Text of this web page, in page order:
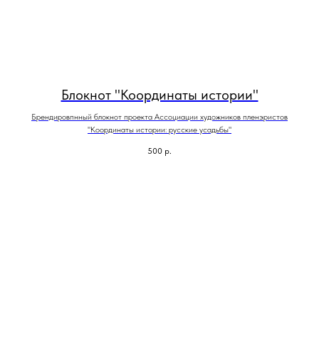
Блокнот "Координаты истории"
Брендировпнный блокнот проекта Ассоциации художников пленэристов
"Координаты истории: русские усадьбы"
500 р.